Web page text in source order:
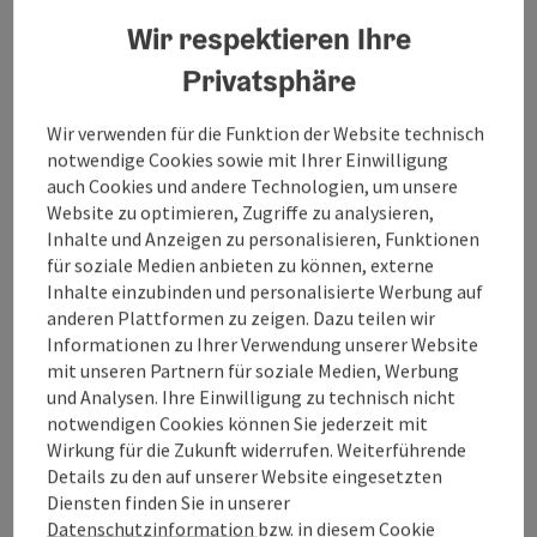
Wortwerklern, einem gemeinnützigen Kulturverein
zur Realisation von Bühnenkunst und Förderung von
Nachwuchstalenten. Der seit Ende 2021 bestehende
ganz Oberösterreich aktiv – von anfangs einer
Veranstaltung pro Monat auf teils vier. Der Verein
bringt eigene Slammer:innen mit, zusätzlich gibt es
einen Open Call.
Wer selbst mit eigenen Texten auftreten möchte,
kann sich unterwortwerkler@gmail.comanmelden.
🔹 Kassa: Bar & Karte
🔹 Ermäßigungen: Jugendticket bis 18 Jahre | Hunger
auf Kunst und Kultur: okh.or.at/hungeraufkunst
🔹 Barrierefreier Zugang und Toiletten
🔹 Wickeltisch
🔹 Anreise, Ladestationen & Parken: okh.or.at/anfahrt
Wir respektieren Ihre
Privatsphäre
Wir verwenden für die Funktion der Website technisch
notwendige Cookies sowie mit Ihrer Einwilligung
auch Cookies und andere Technologien, um unsere
Website zu optimieren, Zugriffe zu analysieren,
Inhalte und Anzeigen zu personalisieren, Funktionen
für soziale Medien anbieten zu können, externe
Inhalte einzubinden und personalisierte Werbung auf
anderen Plattformen zu zeigen. Dazu teilen wir
Informationen zu Ihrer Verwendung unserer Website
mit unseren Partnern für soziale Medien, Werbung
und Analysen. Ihre Einwilligung zu technisch nicht
notwendigen Cookies können Sie jederzeit mit
Wirkung für die Zukunft widerrufen. Weiterführende
Details zu den auf unserer Website eingesetzten
Diensten finden Sie in unserer
Datenschutzinformation bzw. in diesem Cookie